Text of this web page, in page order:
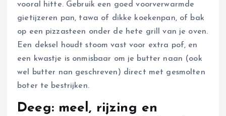
vooral hitte. Gebruik een goed voorverwarmde
gietijzeren pan, tawa of dikke koekenpan, of bak
op een pizzasteen onder de hete grill van je oven.
Een deksel houdt stoom vast voor extra pof, en
een kwastje is onmisbaar om je butter naan (ook
wel butter nan geschreven) direct met gesmolten
boter te bestrijken.
Deeg: meel, rijzing en